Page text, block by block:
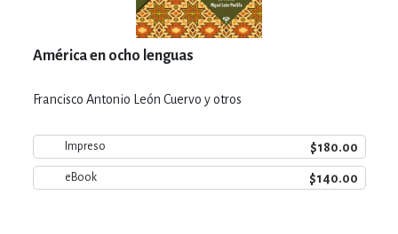
América en ocho lenguas
Francisco Antonio León Cuervo y otros
Impreso $180.00
eBook $140.00